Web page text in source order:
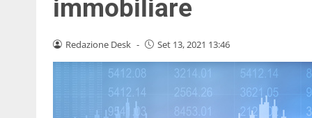
immobiliare
Redazione Desk - Set 13, 2021 13:46